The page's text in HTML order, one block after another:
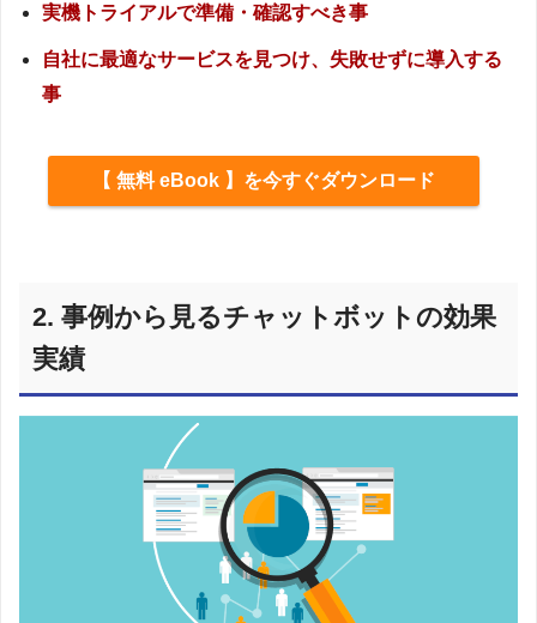
実機トライアルで準備・確認すべき事
自社に最適なサービスを見つけ、失敗せずに導入する
事
【 無料 eBook 】を今すぐダウンロード
2. 事例から見るチャットボットの効果
実績